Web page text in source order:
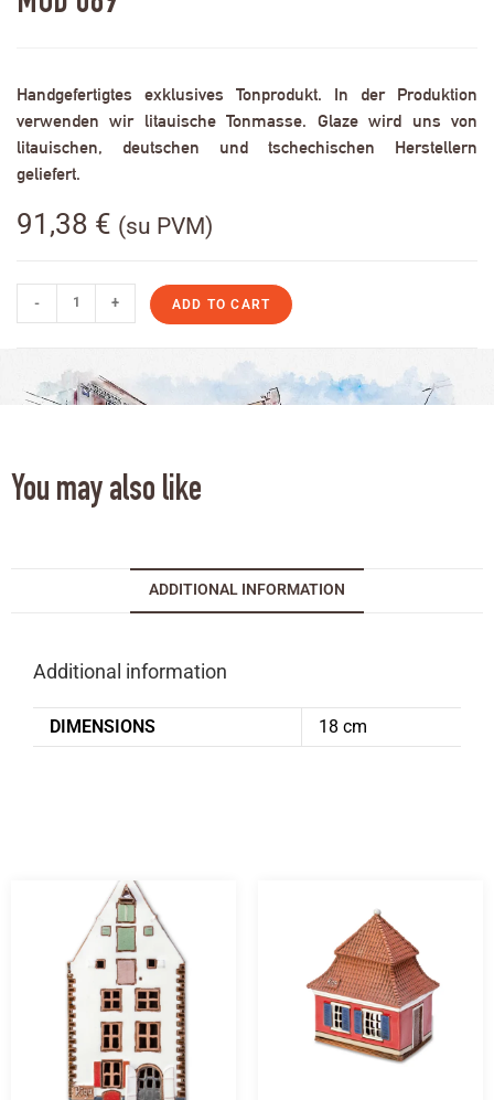
Handgefertigtes exklusives Tonprodukt. In der Produktion
verwenden wir litauische Tonmasse. Glaze wird uns von
litauischen, deutschen und tschechischen Herstellern
geliefert.
91,38 € (su PVM)
- + ADD TO CART
You may also like
ADDITIONAL INFORMATION
Additional information
DIMENSIONS 18 cm